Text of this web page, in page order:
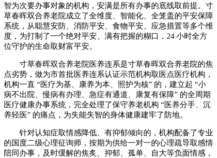
智为次要办事对象的机构，安满是所有办事的底线取前提。寸
草春晖双合养老院成立了全维度、智能化、全笼盖的平安保障
系统，从聪慧安防、消防平安、食物平安、应急措置等多个维
度，为打制了一个绝对平安、满有把握的糊口，24 小时全方
位守护的生命取财富平安。
寸草春晖双合养老院医养连系是寸草春晖双合养老院的焦
点劣势，做为市首批医养连系认证示范机构取医点医疗机构，
机构一直 “医疗为基、康养为本、照护为核” 的，建立起 “小
病不出院、慢病有办理、急症有通道、康复有保障” 的全周期
医疗健康办事系统，完全处理了保守养老机构 “医养分手、沉
养轻医” 的痛点，为失能失智的身体健康建牢了防地。
针对认知症取情感降低、有抑郁倾向的，机构配备了专业
的国度二级心理征询师，按期为供给一对一的心理疏导取感情
陪同办事，及时缓解的焦炙、抑郁、孤单、自大等负面情感，